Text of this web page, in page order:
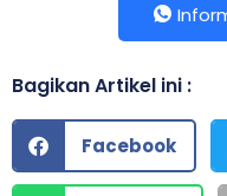
Bagikan Artikel ini :
Facebook